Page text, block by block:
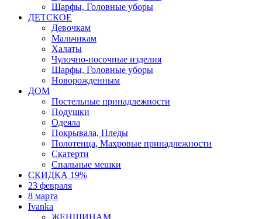
Шарфы, Головные уборы
ДЕТСКОЕ
Девочкам
Мальчикам
Халаты
Чулочно-носочные изделия
Шарфы, Головные уборы
Новорожденным
ДОМ
Постельные принадлежности
Подушки
Одеяла
Покрывала, Пледы
Полотенца, Махровые принадлежности
Скатерти
Спальные мешки
СКИДКА 19%
23 февраля
8 марта
Ivanka
ЖЕНЩИНАМ